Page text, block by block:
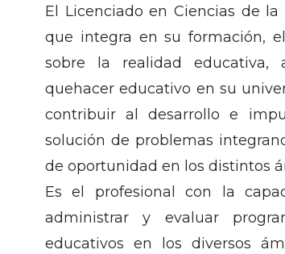
El Licenciado en Ciencias de la
que integra en su formación,
sobre la realidad educativa,
quehacer educativo en su
contribuir al desarrollo e
solución de problemas
de oportunidad en los distintos
Es el profesional con la
administrar y evaluar
educativos en los diversos